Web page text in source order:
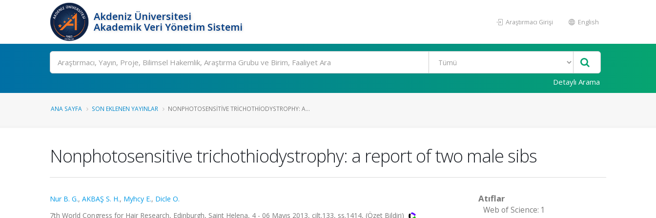
Akdeniz Üniversitesi
Akademik Veri Yönetim Sistemi
Araştırmacı Girişi English
Ara
Detaylı Arama
ANA SAYFA SON EKLENEN YAYINLAR NONPHOTOSENSITIVE TRICHOTHIODYSTROPHY: A...
Nonphotosensitive trichothiodystrophy: a report of two male sibs
Nur B. G., AKBAŞ S. H., Myhcy E., Dicle O.
7th World Congress for Hair Research, Edinburgh, Saint Helena, 4 - 06 Mayıs 2013, cilt.133, ss.1414, (Özet Bildiri)
Atıflar
Web of Science: 1